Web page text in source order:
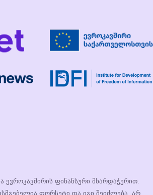
ევროკავშირის ფინანსური მხარდაჭერით.
ფორსეტი და იგი შეიძლება, არ